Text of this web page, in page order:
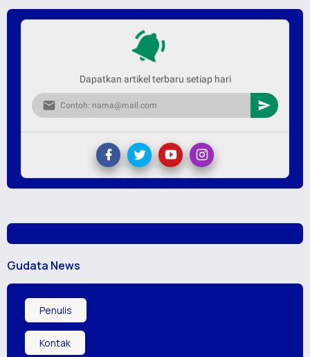
Dapatkan artikel terbaru setiap hari
Gudata News
Penulis
Kontak